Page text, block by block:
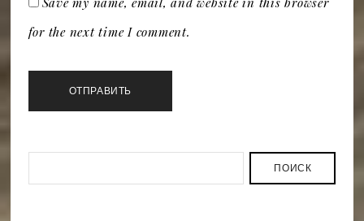
for the next time I comment.
ПОИСК